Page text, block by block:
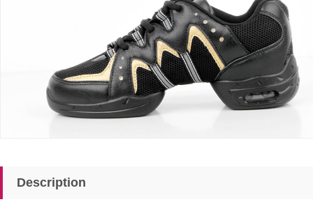
Description